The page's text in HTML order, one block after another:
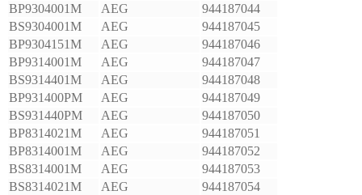
BP9304001M
AEG
944187044
BS9304001M
AEG
944187045
BP9304151M
AEG
944187046
BP9314001M
AEG
944187047
BS9314401M
AEG
944187048
BP931400PM
AEG
944187049
BS931440PM
AEG
944187050
BP8314021M
AEG
944187051
BP8314001M
AEG
944187052
BS8314001M
AEG
944187053
BS8314021M
AEG
944187054